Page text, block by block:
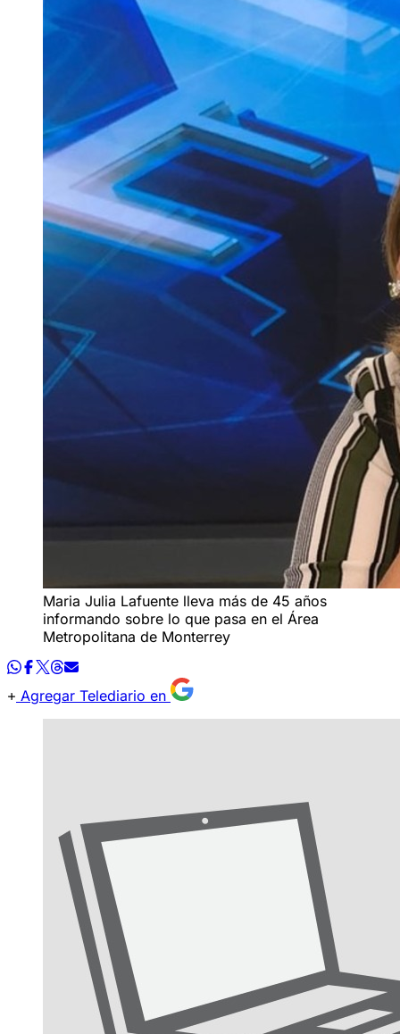
Maria Julia Lafuente lleva más de 45 años
informando sobre lo que pasa en el Área
Metropolitana de Monterrey
Agregar Telediario en